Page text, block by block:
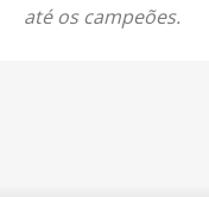
até os campeões.